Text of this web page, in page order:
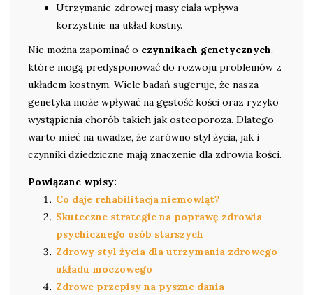
Utrzymanie zdrowej masy ciała wpływa
korzystnie na układ kostny.
Nie można zapominać o czynnikach genetycznych,
które mogą predysponować do rozwoju problemów z
układem kostnym. Wiele badań sugeruje, że nasza
genetyka może wpływać na gęstość kości oraz ryzyko
wystąpienia chorób takich jak osteoporoza. Dlatego
warto mieć na uwadze, że zarówno styl życia, jak i
czynniki dziedziczne mają znaczenie dla zdrowia kości.
Powiązane wpisy:
Co daje rehabilitacja niemowląt?
Skuteczne strategie na poprawę zdrowia
psychicznego osób starszych
Zdrowy styl życia dla utrzymania zdrowego
układu moczowego
Zdrowe przepisy na pyszne dania